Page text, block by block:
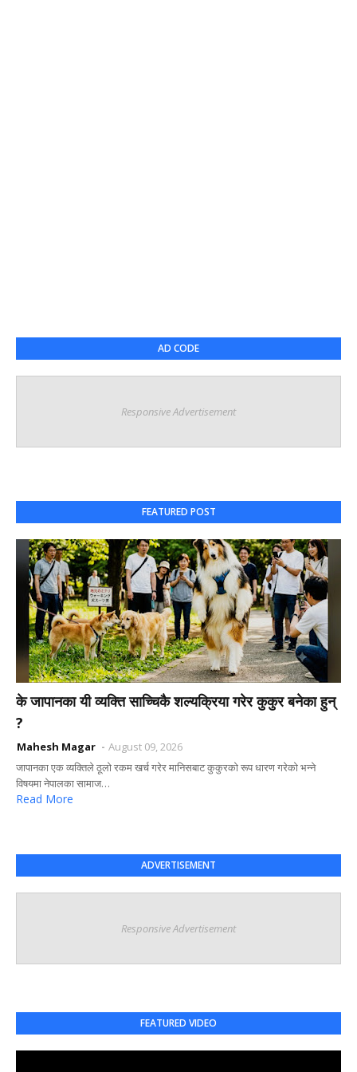
AD CODE
Responsive Advertisement
FEATURED POST
Blogs & Photography
के जापानका यी व्यक्ति साच्चिकै शल्यक्रिया गरेर कुकुर बनेका हुन्
?
Mahesh Magar
August 09, 2026
जापानका एक व्यक्तिले ठूलो रकम खर्च गरेर मानिसबाट कुकुरको रूप धारण गरेको भन्ने
विषयमा नेपालका सामाज…
Read More
ADVERTISEMENT
Responsive Advertisement
FEATURED VIDEO